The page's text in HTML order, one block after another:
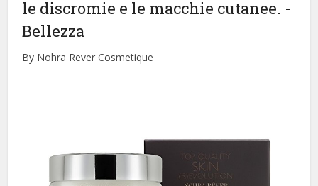
le discromie e le macchie cutanee. -
Bellezza
By Nohra Rever Cosmetique